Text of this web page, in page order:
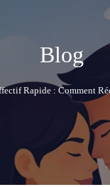
Blog
Rapide : Comment